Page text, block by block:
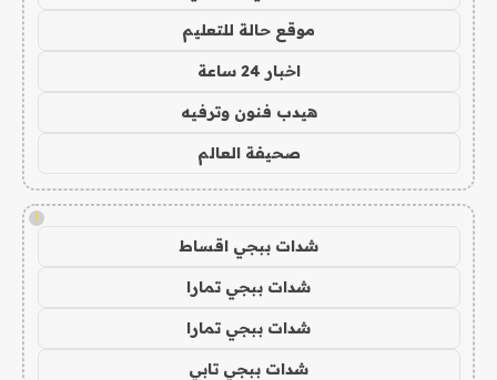
موقع حالة للتعليم
اخبار 24 ساعة
هيدب فنون وترفيه
صحيفة العالم
!
شدات ببجي اقساط
شدات ببجي تمارا
شدات ببجي تمارا
شدات ببجي تابي